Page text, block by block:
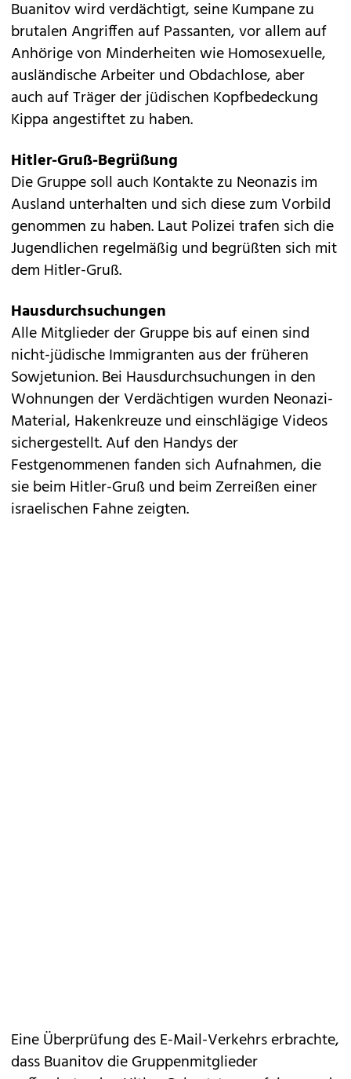
Buanitov wird verdächtigt, seine Kumpane zu
brutalen Angriffen auf Passanten, vor allem auf
Anhörige von Minderheiten wie Homosexuelle,
ausländische Arbeiter und Obdachlose, aber
auch auf Träger der jüdischen Kopfbedeckung
Kippa angestiftet zu haben.
Hitler-Gruß-Begrüßung
Die Gruppe soll auch Kontakte zu Neonazis im
Ausland unterhalten und sich diese zum Vorbild
genommen zu haben. Laut Polizei trafen sich die
Jugendlichen regelmäßig und begrüßten sich mit
dem Hitler-Gruß.
Hausdurchsuchungen
Alle Mitglieder der Gruppe bis auf einen sind
nicht-jüdische Immigranten aus der früheren
Sowjetunion. Bei Hausdurchsuchungen in den
Wohnungen der Verdächtigen wurden Neonazi-
Material, Hakenkreuze und einschlägige Videos
sichergestellt. Auf den Handys der
Festgenommenen fanden sich Aufnahmen, die
sie beim Hitler-Gruß und beim Zerreißen einer
israelischen Fahne zeigten.
Eine Überprüfung des E-Mail-Verkehrs erbrachte,
dass Buanitov die Gruppenmitglieder